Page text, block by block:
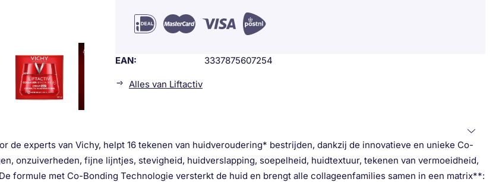
EAN 3337875607254
Alles van Liftactiv
de experts van Vichy, helpt 16 tekenen van huidveroudering* bestrijden, dankzij de innovatieve en unieke Co-
onzuiverheden, fijne lijntjes, stevigheid, huidverslapping, soepelheid, huidtextuur, tekenen van vermoeidheid,
formule met Co-Bonding Technologie versterkt de huid en brengt alle collageenfamilies samen in een matrix**: